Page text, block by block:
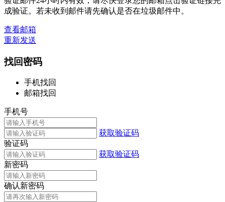
成验证。若未收到邮件请先确认是否在垃圾邮件中。
查看邮箱
重新发送
找回密码
手机找回
邮箱找回
手机号
获取验证码
验证码
获取验证码
新密码
确认新密码